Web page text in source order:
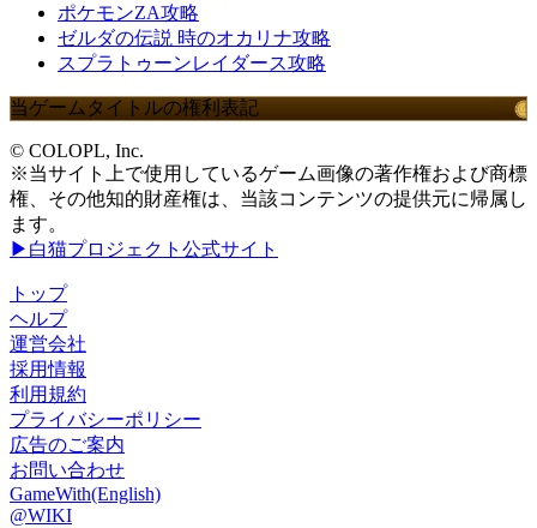
ポケモンZA攻略
ゼルダの伝説 時のオカリナ攻略
スプラトゥーンレイダース攻略
当ゲームタイトルの権利表記
© COLOPL, Inc.
※当サイト上で使用しているゲーム画像の著作権および商標
権、その他知的財産権は、当該コンテンツの提供元に帰属し
ます。
▶白猫プロジェクト公式サイト
トップ
ヘルプ
運営会社
採用情報
利用規約
プライバシーポリシー
広告のご案内
お問い合わせ
GameWith(English)
@WIKI